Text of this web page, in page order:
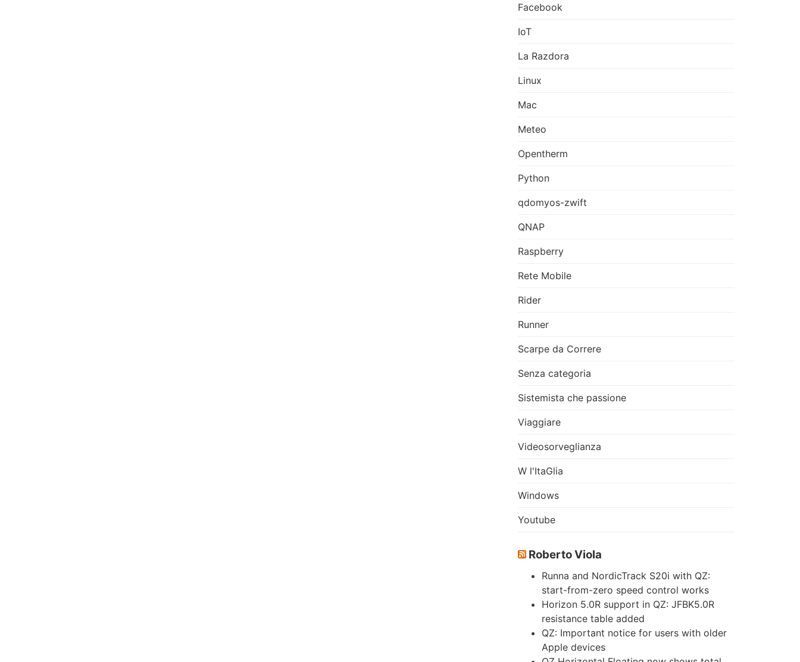
Facebook
IoT
La Razdora
Linux
Mac
Meteo
Opentherm
Python
qdomyos-zwift
QNAP
Raspberry
Rete Mobile
Rider
Runner
Scarpe da Correre
Senza categoria
Sistemista che passione
Viaggiare
Videosorveglianza
W l'ItaGlia
Windows
Youtube
Roberto Viola
Runna and NordicTrack S20i with QZ:
start-from-zero speed control works
Horizon 5.0R support in QZ: JFBK5.0R
resistance table added
QZ: Important notice for users with older
Apple devices